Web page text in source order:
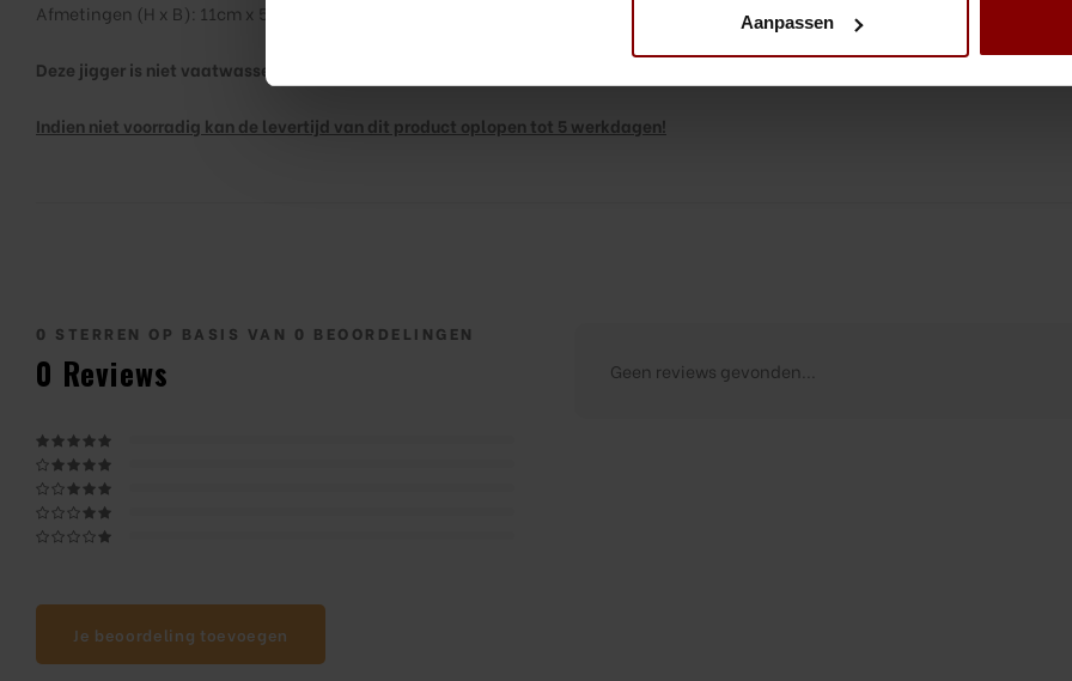
Aanpassen
Afmetingen (H x B): 11cm x 5cm.
Deze jigger is niet vaatwasserbestendig!
Indien niet voorradig kan de levertijd van dit product oplopen tot 5 werkdagen!
0 STERREN OP BASIS VAN 0 BEOORDELINGEN
0 Reviews
Je beoordeling toevoegen
Geen reviews gevonden...